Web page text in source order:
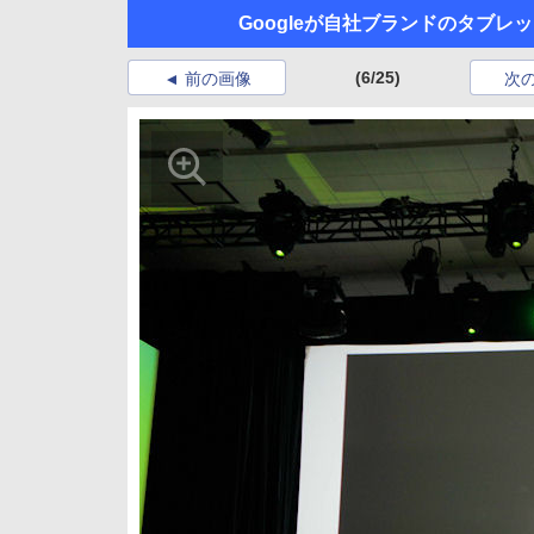
Googleが自社ブランドのタブレ
前の画像 (6/25) 次